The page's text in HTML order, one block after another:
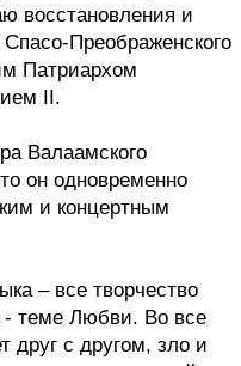
восстановления и
Преображенского
Патриархом
II.
Валаамского
он одновременно
и концертным
– все творчество
- теме Любви. Во все
друг с другом, зло и